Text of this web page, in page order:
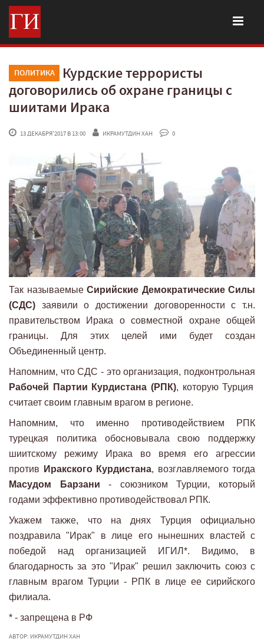
ПОЛИТИКА
Курдские террористы
договорились об охране границы с
шиитами Ирака
13 ДЕКАБРЯ'2017 В 13:00 ИКРАМУТДИН ХАН 0
Так называемые Сирийские Демократические Силы
(СДС) заявили о достижении договоренности с т.н.
правительством Ирака о совместной охране общей
границы. Для этих целей ими будет создан
Объединенный центр.
Напомним, что СДС - это организация, подконтрольная
Рабочей Партии Курдистана (РПК), которую Турция
считает своим главным врагом в регионе.
Напомним, что именно противодействием РПК
турецкая политика обосновывала свою поддержку
шиитскому режиму Ирака во время его агрессии
против
Иракского Курдистана, возглавляемого тогда
Масудом Барзани - союзником Турции, который
годами эффективно противодействовал РПК.
Укажем также, что на днях Турция официально
поздравила "Ирак" в лице его нынешних властей с
победой над организацией ИГИЛ*. Видимо, в
благодарность за это "Ирак" решил заключить союз с
главным врагом Турции - РПК в лице ее сирийского
филиала.
* - запрещена в РФ
АВТОР: ИКРАМУТДИН ХАН